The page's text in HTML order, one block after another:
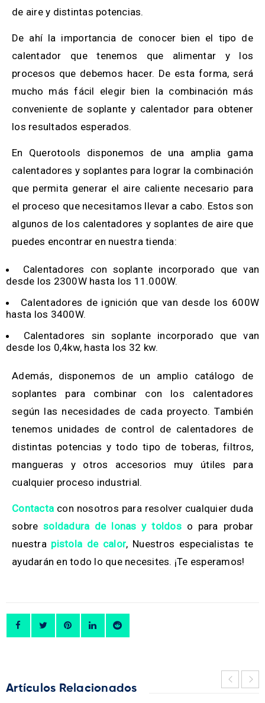
de aire y distintas potencias.
De ahí la importancia de conocer bien el tipo de
calentador que tenemos que alimentar y los
procesos que debemos hacer. De esta forma, será
mucho más fácil elegir bien la combinación más
conveniente de soplante y calentador para obtener
los resultados esperados.
En Querotools disponemos de una amplia gama
calentadores y soplantes para lograr la combinación
que permita generar el aire caliente necesario para
el proceso que necesitamos llevar a cabo. Estos son
algunos de los calentadores y soplantes de aire que
puedes encontrar en nuestra tienda:
Calentadores con soplante incorporado que van
desde los 2300W hasta los 11.000W.
Calentadores de ignición que van desde los 600W
hasta los 3400W.
Calentadores sin soplante incorporado que van
desde los 0,4kw, hasta los 32 kw.
Además, disponemos de un amplio catálogo de
soplantes para combinar con los calentadores
según las necesidades de cada proyecto. También
tenemos unidades de control de calentadores de
distintas potencias y todo tipo de toberas, filtros,
mangueras y otros accesorios muy útiles para
cualquier proceso industrial.
Contacta con nosotros para resolver cualquier duda
sobre soldadura de lonas y toldoso para probar
nuestra pistola de calor, Nuestros especialistas te
ayudarán en todo lo que necesites. ¡Te esperamos!
Artículos Relacionados